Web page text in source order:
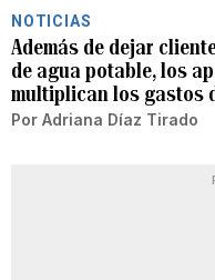
NOTICIAS
Además de dejar
de agua potable, los
multiplican los gastos
Por Adriana Díaz Tirado